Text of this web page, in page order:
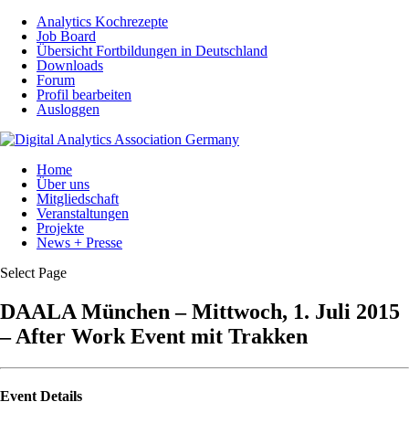
Analytics Kochrezepte
Job Board
Übersicht Fortbildungen in Deutschland
Downloads
Forum
Profil bearbeiten
Ausloggen
Home
Über uns
Mitgliedschaft
Veranstaltungen
Projekte
News + Presse
Select Page
DAALA München – Mittwoch, 1. Juli 2015
– After Work Event mit Trakken
Event Details